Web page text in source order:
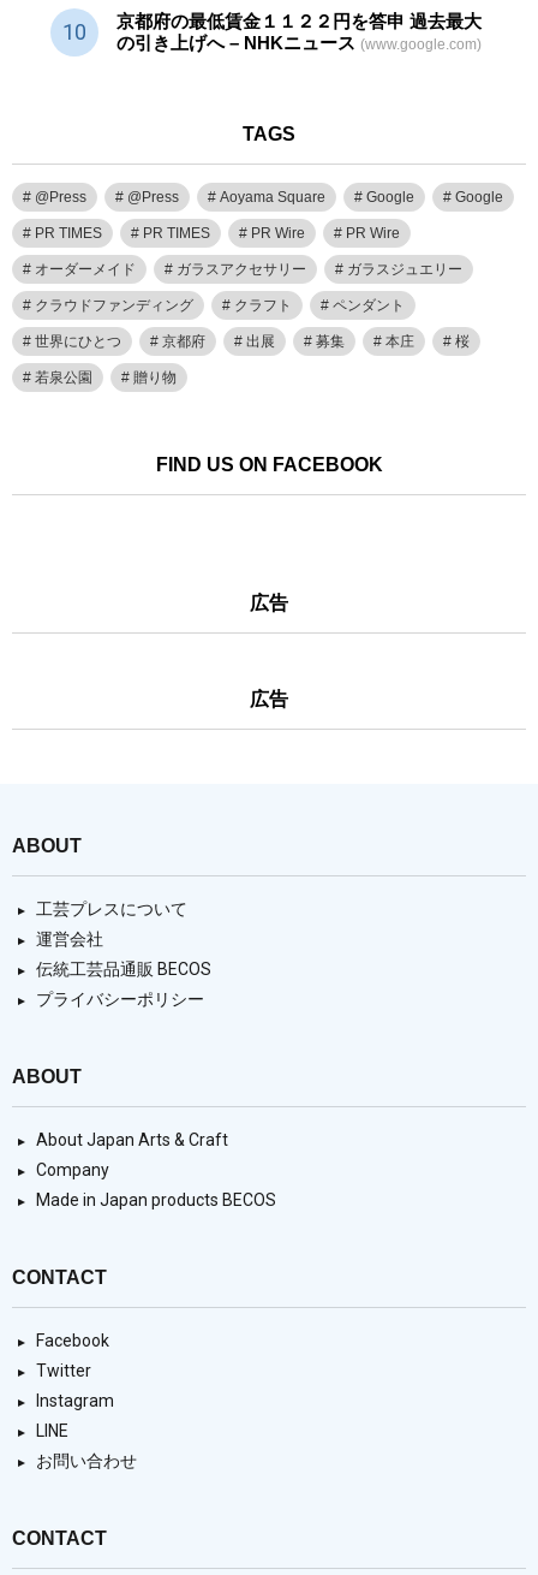
京都府の最低賃金１１２２円を答申 過去最大
の引き上げへ – NHKニュース (www.google.com)
TAGS
@Press @Press Aoyama Square Google Google
PR TIMES PR TIMES PR Wire PR Wire
オーダーメイド ガラスアクセサリー ガラスジュエリー
クラウドファンディング クラフト ペンダント
世界にひとつ 京都府 出展 募集 本庄 桜
若泉公園 贈り物
FIND US ON FACEBOOK
広告
広告
ABOUT
工芸プレスについて
運営会社
伝統工芸品通販 BECOS
プライバシーポリシー
ABOUT
About Japan Arts & Craft
Company
Made in Japan products BECOS
CONTACT
Facebook
Twitter
Instagram
LINE
お問い合わせ
CONTACT